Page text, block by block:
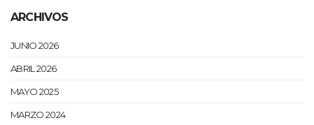
ARCHIVOS
JUNIO 2026
ABRIL 2026
MAYO 2025
MARZO 2024